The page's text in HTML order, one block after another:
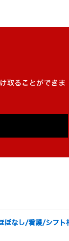
取ることができま
ぼなし/看護/シフト